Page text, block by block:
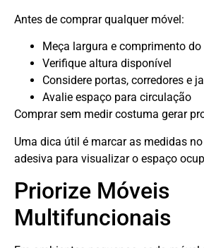
Antes de comprar qualquer móvel:
Meça largura e comprimento
Verifique altura disponível
Considere portas, corredores e
Avalie espaço para circulação
Comprar sem medir costuma gerar
Uma dica útil é marcar as medidas
adesiva para visualizar o espaço
Priorize Móveis
Multifuncionais